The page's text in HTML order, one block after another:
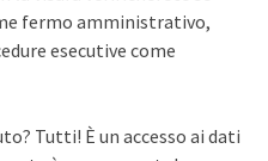
fermo amministrativo,
esecutive come
Tutti! È un accesso ai dati